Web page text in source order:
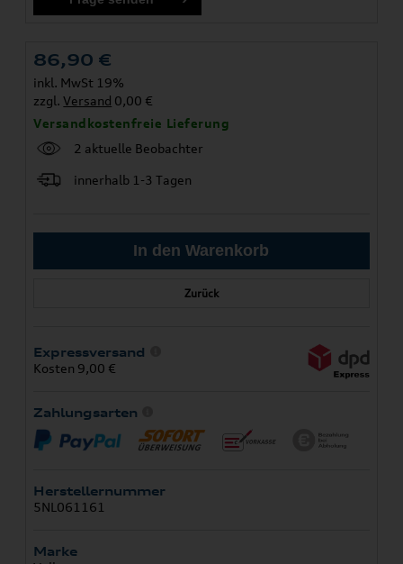
86,90 €
inkl. MwSt 19%
zzgl.Versand 0,00 €
Versandkostenfreie Lieferung
2 aktuelle Beobachter
innerhalb 1-3 Tagen
Zurück
Expressversand
Kosten 9,00 €
Zahlungsarten
Herstellernummer
5NL061161
Marke